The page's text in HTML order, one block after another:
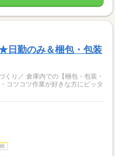
日勤のみ＆梱包・包装
り／ 倉庫内での【梱包・包装・
コツコツ作業が好きな方にピッタ